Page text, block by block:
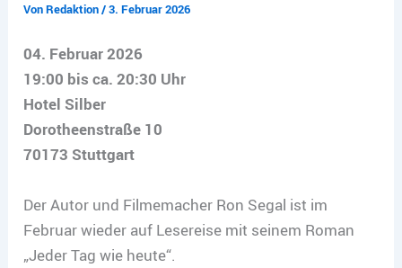
VonRedaktion/3. Februar 2026
04. Februar 2026
19:00 bis ca. 20:30 Uhr
Hotel Silber
Dorotheenstraße 10
70173 Stuttgart
Der Autor und Filmemacher Ron Segal ist im
Februar wieder auf Lesereise mit seinem Roman
„Jeder Tag wie heute“.